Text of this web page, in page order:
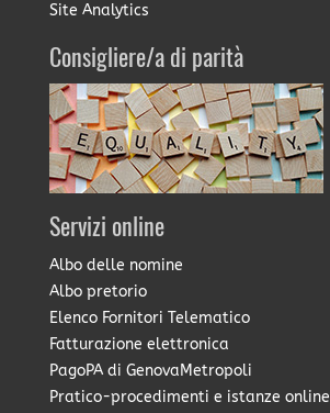
Site Analytics
Consigliere/a di parità
Servizi online
Albo delle nomine
Albo pretorio
Elenco Fornitori Telematico
Fatturazione elettronica
PagoPA di GenovaMetropoli
Pratico-procedimenti e istanze online